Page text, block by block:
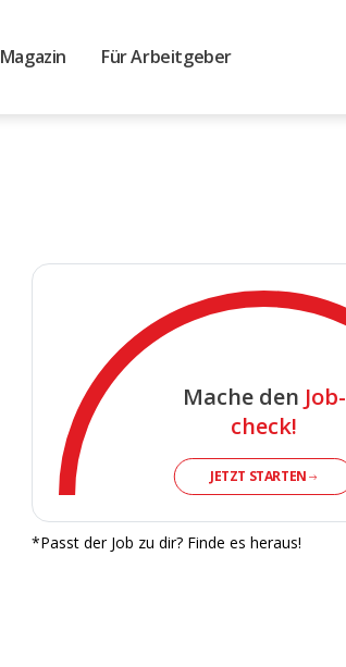
Magazin Für Arbeitgeber
Mache den Job-
check!
JETZT STARTEN
*Passt der Job zu dir? Finde es heraus!